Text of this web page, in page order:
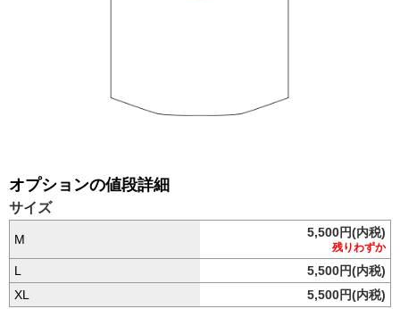
オプションの値段詳細
サイズ
M 5,500円(内税)
残りわずか
L
5,500円(内税)
XL
5,500円(内税)